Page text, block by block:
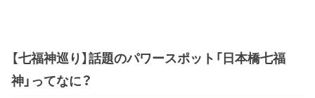
【七福神巡り】話題のパワースポット「日本橋七福
神」ってなに？